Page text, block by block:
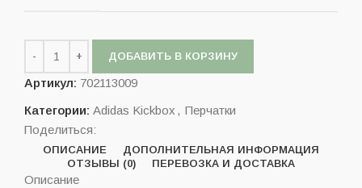
ДОБАВИТЬ В КОРЗИНУ
Артикул: 702113009
Категории: Adidas Kickbox , Перчатки
Поделиться:
ОПИСАНИЕ
ДОПОЛНИТЕЛЬНАЯ ИНФОРМАЦИЯ
ОТЗЫВЫ (0)
ПЕРЕВОЗКА И ДОСТАВКА
Описание